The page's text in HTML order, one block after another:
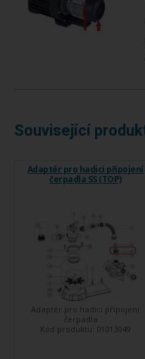
Související
Adaptér pro hadici připojení
čerpadla SS (TOP)
Adaptér pro hadici připojení
čerpadla ...
Kód produktu: 01013049